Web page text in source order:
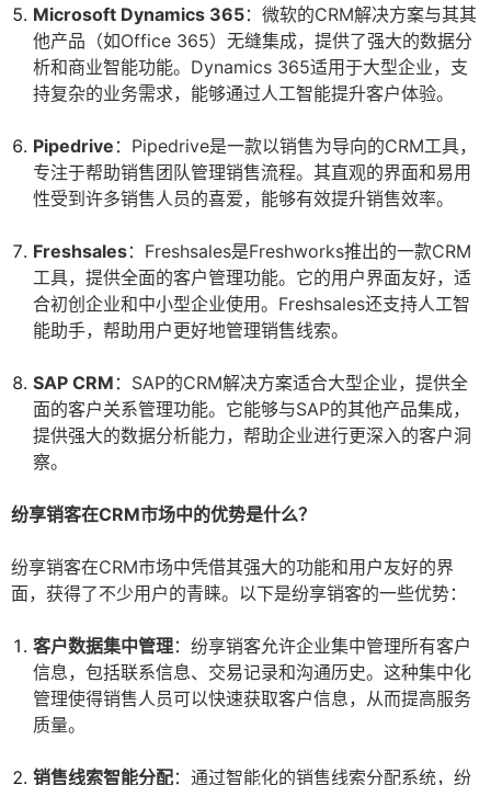
Microsoft Dynamics 365：微软的CRM解决方案与其其
他产品（如Office 365）无缝集成，提供了强大的数据分
析和商业智能功能。Dynamics 365适用于大型企业，支
持复杂的业务需求，能够通过人工智能提升客户体验。
Pipedrive ：Pipedrive是一款以销售为导向的CRM工具，
专注于帮助销售团队管理销售流程。其直观的界面和易用
性受到许多销售人员的喜爱，能够有效提升销售效率。
Freshsales：Freshsales是Freshworks推出的一款CRM
工具，提供全面的客户管理功能。它的用户界面友好，适
合初创企业和中小型企业使用。Freshsales还支持人工智
能助手，帮助用户更好地管理销售线索。
SAP CRM ：SAP的CRM解决方案适合大型企业，提供全
面的客户关系管理功能。它能够与SAP的其他产品集成，
提供强大的数据分析能力，帮助企业进行更深入的客户洞
察。
纷享销客在CRM市场中的优势是什么？
纷享销客在CRM市场中凭借其强大的功能和用户友好的界
面，获得了不少用户的青睐。以下是纷享销客的一些优势：
客户数据集中管理：纷享销客允许企业集中管理所有客户
信息，包括联系信息、交易记录和沟通历史。这种集中化
管理使得销售人员可以快速获取客户信息，从而提高服务
质量。
销售线索智能分配：通过智能化的销售线索分配系统，纷